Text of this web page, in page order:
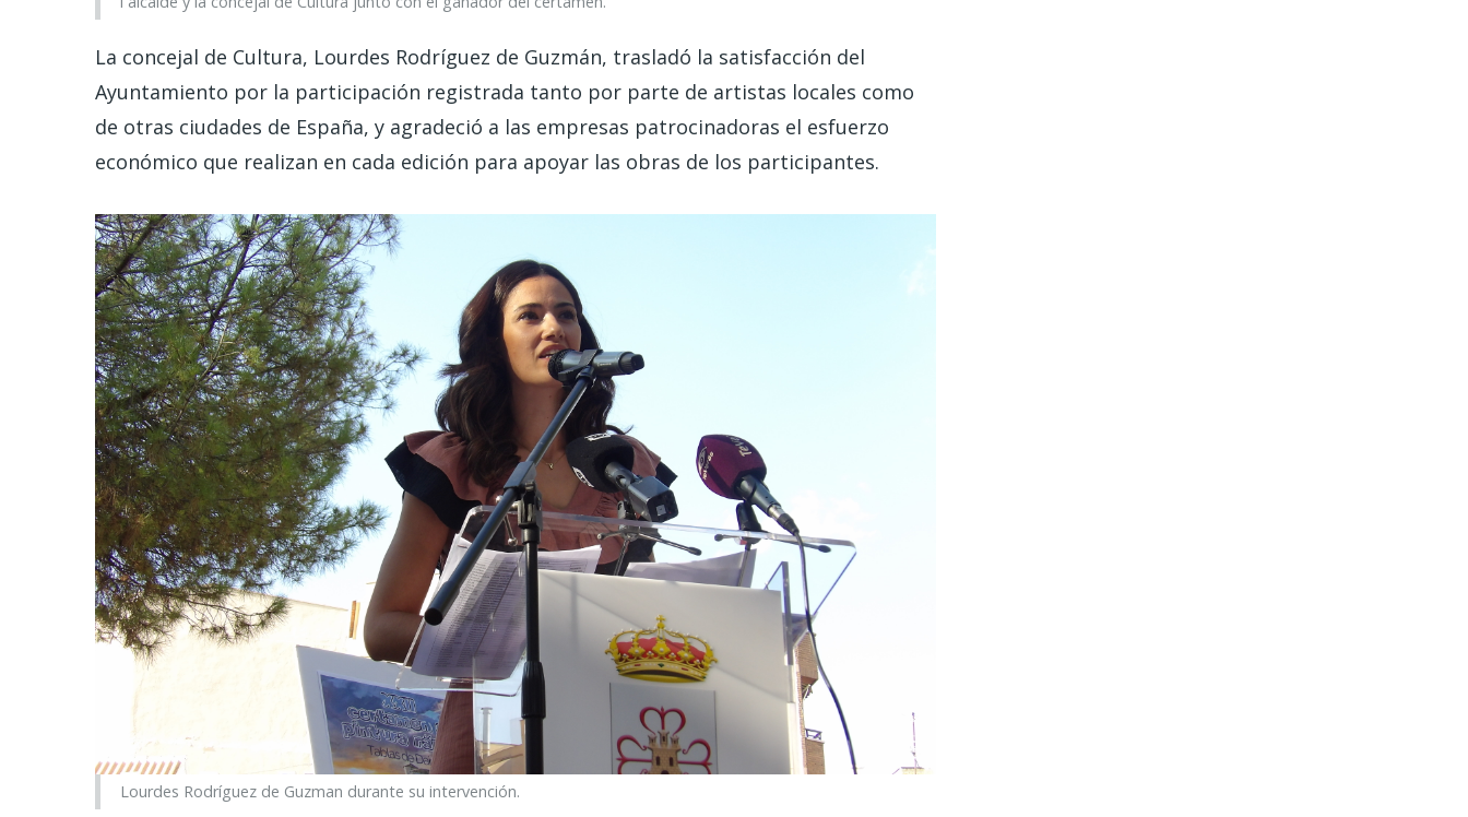
La concejal de Cultura, Lourdes Rodríguez de Guzmán, trasladó la satisfacción del
Ayuntamiento por la participación registrada tanto por parte de artistas locales como
de otras ciudades de España, y agradeció a las empresas patrocinadoras el esfuerzo
económico que realizan en cada edición para apoyar las obras de los participantes.
Lourdes Rodríguez de Guzman durante su intervención.